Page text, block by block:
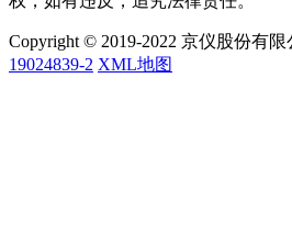
Copyright © 2019-2022 京仪股份有
19024839-2 XML地图